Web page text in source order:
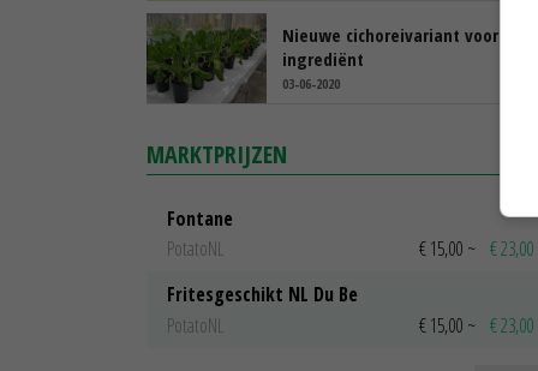
Nieuwe cichoreivariant voor extra
ingrediënt
03-06-2020
MARKTPRIJZEN
Fontane
PotatoNL
€ 15,00 ~ € 23,00
Fritesgeschikt NL Du Be
PotatoNL
€ 15,00 ~ € 23,00